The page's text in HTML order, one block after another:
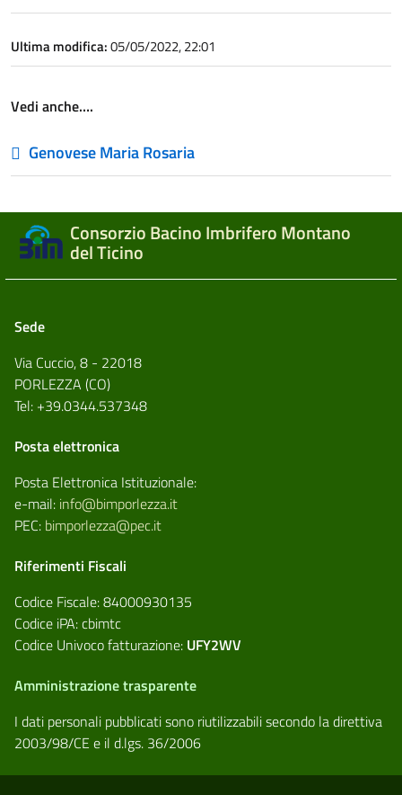
Ultima modifica:05/05/2022, 22:01
Vedi anche….
Genovese Maria Rosaria
Consorzio Bacino Imbrifero Montano
del Ticino
Sede
Via Cuccio, 8 - 22018
PORLEZZA (CO)
Tel: +39.0344.537348
Posta elettronica
Posta Elettronica Istituzionale:
e-mail: info@bimporlezza.it
PEC: bimporlezza@pec.it
Riferimenti Fiscali
Codice Fiscale: 84000930135
Codice iPA: cbimtc
Codice Univoco fatturazione: UFY2WV
Amministrazione trasparente
I dati personali pubblicati sono riutilizzabili secondo la direttiva
2003/98/CE e il d.lgs. 36/2006